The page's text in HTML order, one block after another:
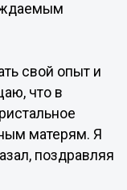
свой опыт и
что в
матерям. Я
поздравляя